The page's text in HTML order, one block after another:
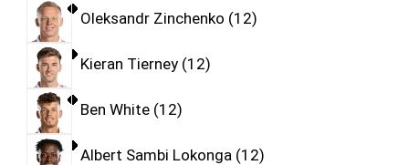
Oleksandr Zinchenko 12
Kieran Tierney 12
Ben White 12
Albert Sambi Lokonga 12